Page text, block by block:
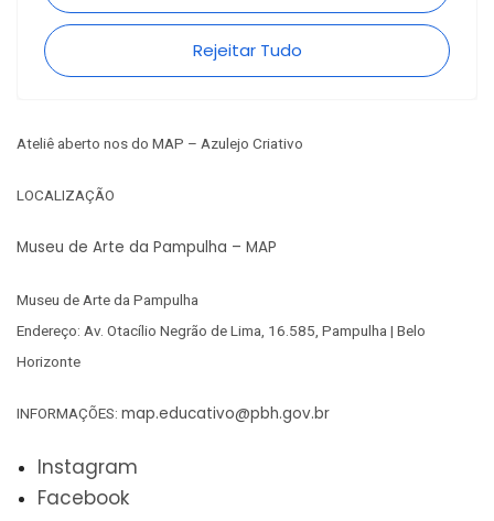
Ateliê aberto nos do MAP – Azulejo Criativo
LOCALIZAÇÃO
Museu de Arte da Pampulha – MAP
Museu de Arte da Pampulha
Endereço: Av. Otacílio Negrão de Lima, 16.585, Pampulha | Belo
Horizonte
INFORMAÇÕES: map.educativo@pbh.gov.br
Instagram
Facebook